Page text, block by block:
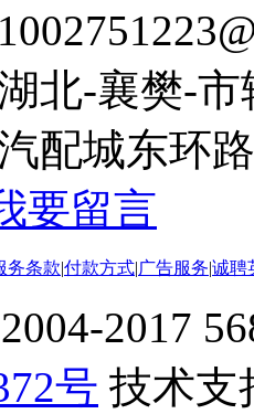
北-襄樊-市
配城东环
要留言
务条款|付款方式|广告服务|诚聘
2017
号 技术支